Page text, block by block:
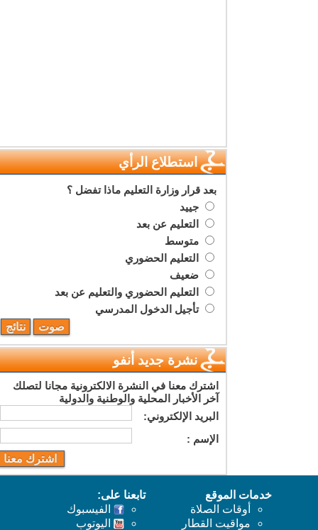
استطلاع الرأي
بعد قرار وزارة التعليم ماذا تفضل ؟
جييد
التعليم عن بعد
متوسط
التعليم الحضوري
ضعيف
التعليم الحضوري والتعليم عن بعد
تأجيل الدخول المدرسي
نشرة جديد أنفو
اشترك معنا في النشرة الالكترونية مجانا لتصلك
آخر الأخبار المحلية والوطنية والدولية
البريد اﻹلكتروني:
اﻹسم :
خدمات الموقع
أوقات الصلاة
مواقيت القطار
تابعنا على:
الفيسبوك
اليوتوب